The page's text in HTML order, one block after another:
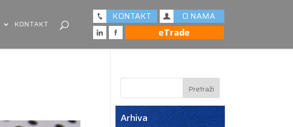
KONTAKT
KONTAKT O NAMA
eTrade
Arhiva